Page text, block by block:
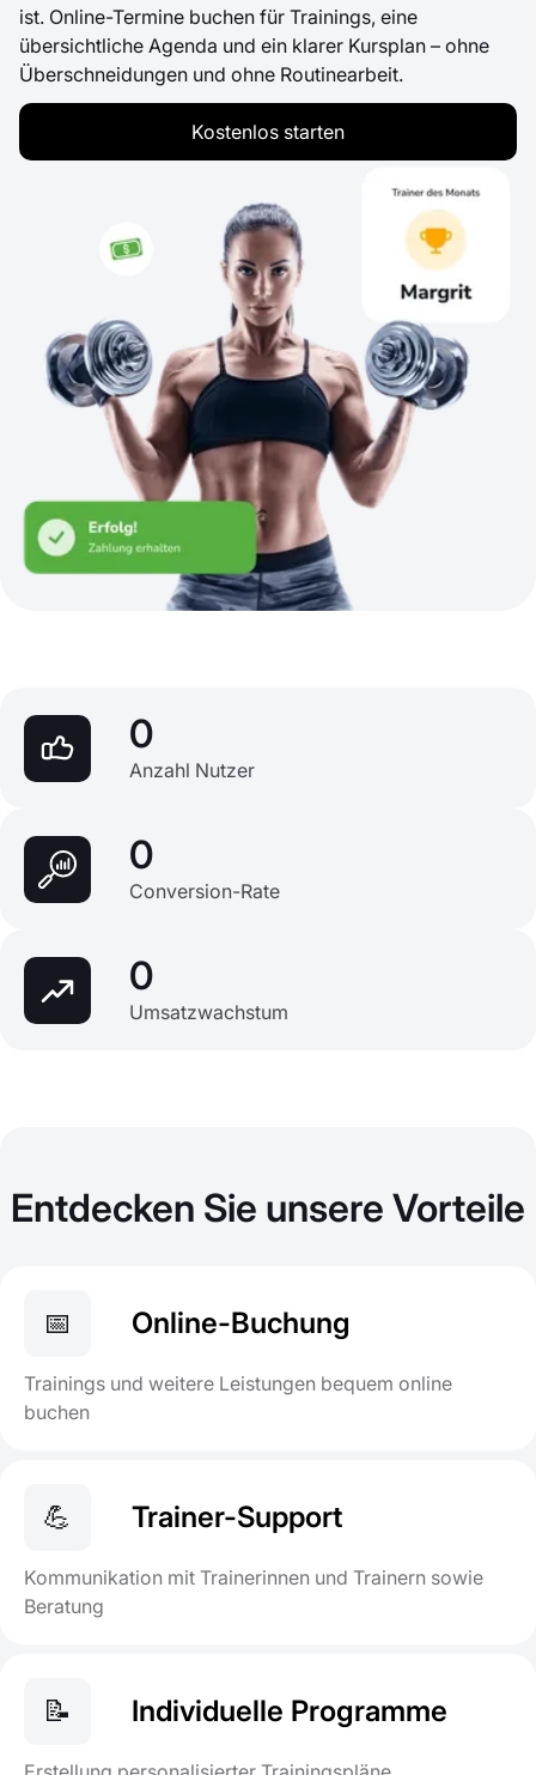
ist. Online-Termine buchen für Trainings, eine
übersichtliche Agenda und ein klarer Kursplan – ohne
Überschneidungen und ohne Routinearbeit.
Kostenlos starten
0
Anzahl Nutzer
0
Conversion-Rate
0
Umsatzwachstum
Entdecken Sie unsere Vorteile
📅 Online-Buchung
Trainings und weitere Leistungen bequem online
buchen
💪 Trainer-Support
Kommunikation mit Trainerinnen und Trainern sowie
Beratung
📝 Individuelle Programme